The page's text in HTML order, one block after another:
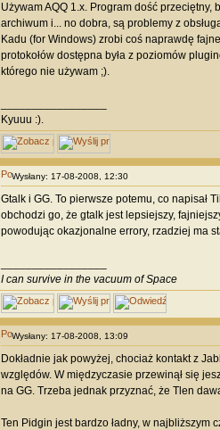
Używam AQQ 1.x. Program dość
archiwum i... no dobra, są problemy z
Kadu (for Windows) zrobi coś naprawdę
protokołów dostępna była z poziomów
którego nie używam ;).
Kyuuu :).
Wysłany: 17-08-2008, 12:30
Gtalk i GG. To pierwsze potemu, co napisał
obchodzi go, że gtalk jest lepsiejszy,
powodując okazjonalne errory, rzadziej ma
I can survive in the vacuum of Space
Wysłany: 17-08-2008, 13:09
Dokładnie jak powyżej, chociaż kontakt z
względów. W międzyczasie przewinął się
na GG. Trzeba jednak przyznać, że Tlen
Ten Pidgin jest bardzo ładny, w najbliższym